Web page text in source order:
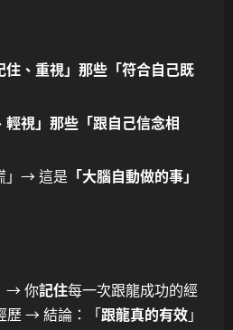
住、重視」那些「符合自己既
輕視」那些「跟自己信念相
」→ 這是 「大腦自動做的事」
→ 你記住每一次跟龍成功的經
歷 → 結論：「跟龍真的有效」